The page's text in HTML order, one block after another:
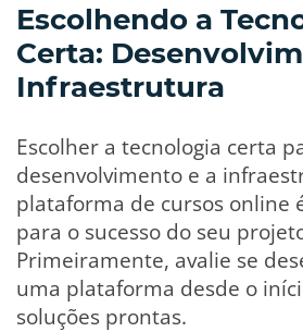
Escolhendo a
Certa:
Infraestrutura
Escolher a tecnologia certa
desenvolvimento e a
plataforma de cursos online
para o sucesso do seu
Primeiramente, avalie se
uma plataforma desde o
soluções prontas.